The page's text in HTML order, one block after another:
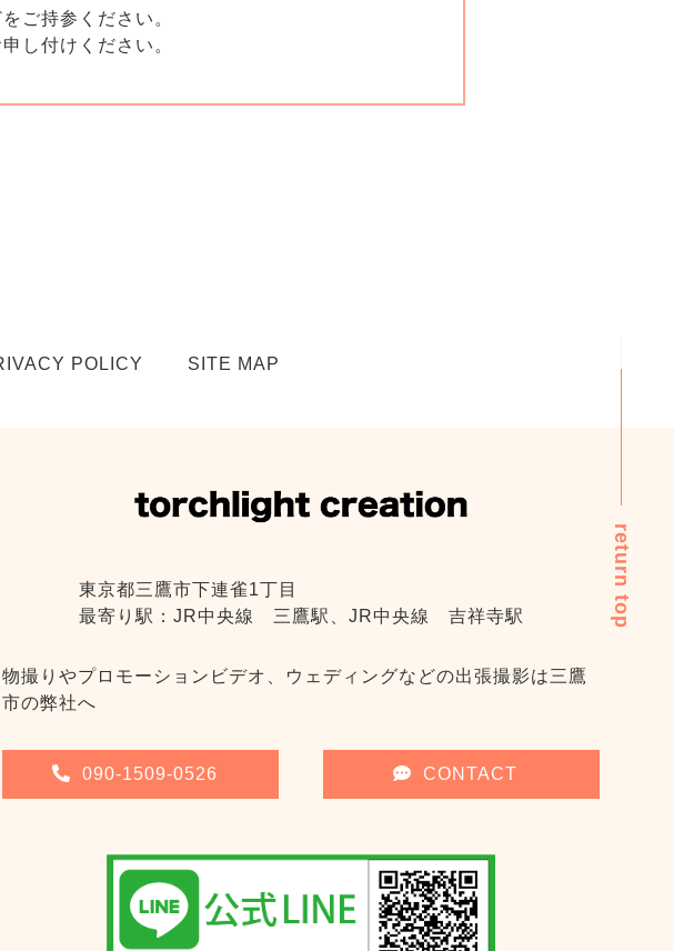
ご持参ください。
し付けください。
POLICY SITE MAP
return top
東京都三鷹市下連雀1丁目
最寄り駅：JR中央線 三鷹駅、JR中央線 吉祥寺駅
物撮りやプロモーションビデオ、ウェディングなどの出張撮影は三鷹
市の弊社へ
090-1509-0526 CONTACT